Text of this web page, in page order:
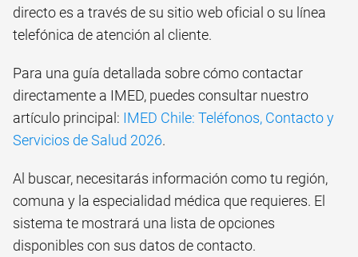
directo es a través de su sitio web oficial o su línea
telefónica de atención al cliente.
Para una guía detallada sobre cómo contactar
directamente a IMED, puedes consultar nuestro
artículo principal: IMED Chile: Teléfonos, Contacto y
Servicios de Salud 2026.
Al buscar, necesitarás información como tu región,
comuna y la especialidad médica que requieres. El
sistema te mostrará una lista de opciones
disponibles con sus datos de contacto.